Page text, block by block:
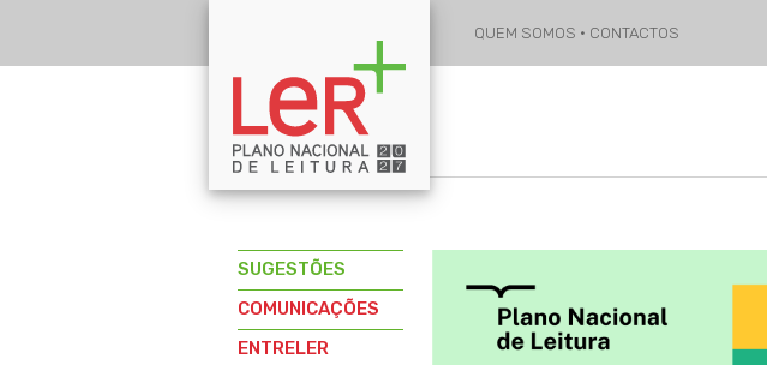
QUEM SOMOS · CONTACTOS
SUGESTÕES
COMUNICAÇÕES
ENTRELER